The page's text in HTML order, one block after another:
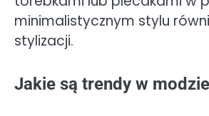
minimalistycznym stylu
stylizacji.
Jakie są trendy w